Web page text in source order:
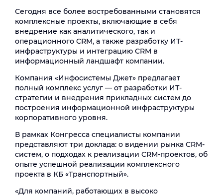
Сегодня все более востребованными становятся
комплексные проекты, включающие в себя
внедрение как аналитического, так и
операционного CRM, а также разработку ИТ-
инфраструктуры и интеграцию CRM в
информационный ландшафт компании.
Компания «Инфосистемы Джет» предлагает
полный комплекс услуг — от разработки ИТ-
стратегии и внедрения прикладных систем до
построения информационной инфраструктуры
корпоративного уровня.
В рамках Конгресса специалисты компании
представляют три доклада: о видении рынка CRM-
систем, о подходах к реализации CRM-проектов, об
опыте успешной реализации комплексного
проекта в КБ «Транспортный».
«Для компаний, работающих в высоко